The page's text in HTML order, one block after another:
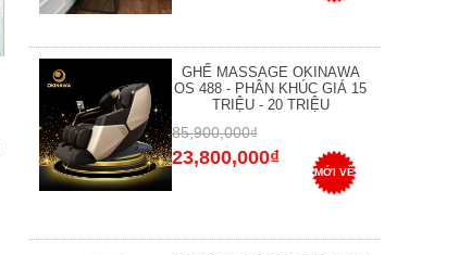
GHẾ MASSAGE OKINAWA
OS 488 - PHÂN KHÚC GIÁ 15
TRIỆU - 20 TRIỆU
85,900,000₫
23,800,000₫
MỚI VỀ